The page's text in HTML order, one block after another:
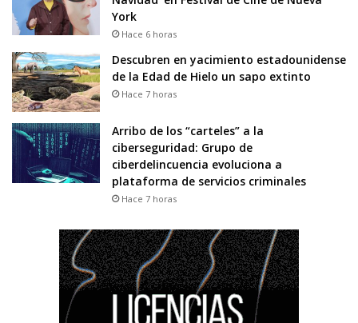
York
Hace 6 horas
Descubren en yacimiento estadounidense
de la Edad de Hielo un sapo extinto
Hace 7 horas
Arribo de los “carteles” a la
ciberseguridad: Grupo de
ciberdelincuencia evoluciona a
plataforma de servicios criminales
Hace 7 horas